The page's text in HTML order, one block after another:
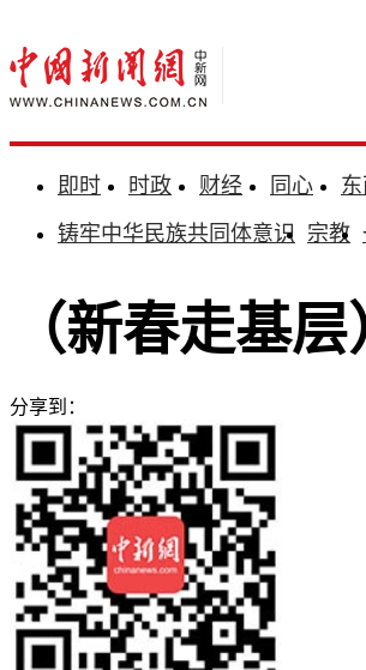
即时 时政 财经 同心 东
铸牢中华民族共同体意识 宗教
（新春走基
分享到：